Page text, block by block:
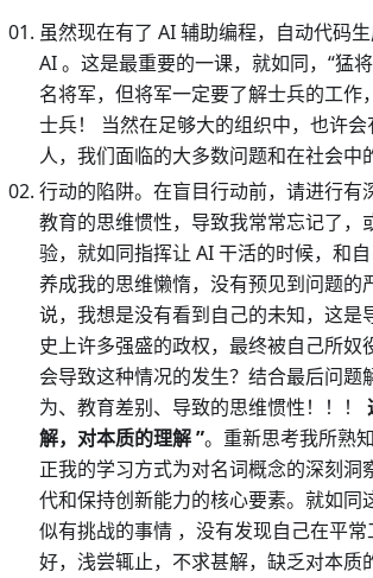
虽然现在有了 AI 辅助编程，自动代码
AI 。这是最重要的一课，就如同，“猛
名将军，但将军一定要了解士兵的工
士兵！ 当然在足够大的组织中，也许
人，我们面临的大多数问题和在社会中
行动的陷阱。在盲目行动前，请进行
教育的思维惯性，导致我常常忘记了
验，就如同指挥让 AI 干活的时候，和
养成我的思维懒惰，没有预见到问题
说，我想是没有看到自己的未知，这
史上许多强盛的政权，最终被自己所
会导致这种情况的发生？结合最后问
为、教育差别、导致的思维惯性！！！
解，对本质的理解 ”。重新思考我所熟
正我的学习方式为对名词概念的深刻
代和保持创新能力的核心要素。就如
似有挑战的事情 ，没有发现自己在平
好，浅尝辄止，不求甚解，缺乏对本